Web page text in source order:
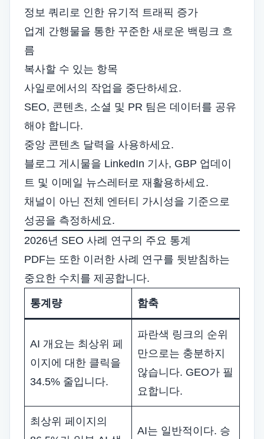
정보 쿼리로 인한 유기적 트래픽 증가
업계 간행물을 통한 꾸준한 새로운 백링크 흐
름
복사할 수 있는 항목
사일로에서의 작업을 중단하세요.
SEO, 콘텐츠, 소셜 및 PR 팀은 데이터를 공유
해야 합니다.
중앙 콘텐츠 달력을 사용하세요.
블로그 게시물을 LinkedIn 기사, GBP 업데이
트 및 이메일 뉴스레터로 재활용하세요.
채널이 아닌 전체 엔터티 가시성을 기준으로
성공을 측정하세요.
2026년 SEO 사례 연구의 주요 통계
PDF는 또한 이러한 사례 연구를 뒷받침하는
중요한 수치를 제공합니다.
통계량 함축
AI 개요는 최상위 페
이지에 대한 클릭을
34.5% 줄입니다.
파란색 링크의 순위
만으로는 충분하지
않습니다. GEO가 필
요합니다.
최상위 페이지의
AI는 일반적이다. 승